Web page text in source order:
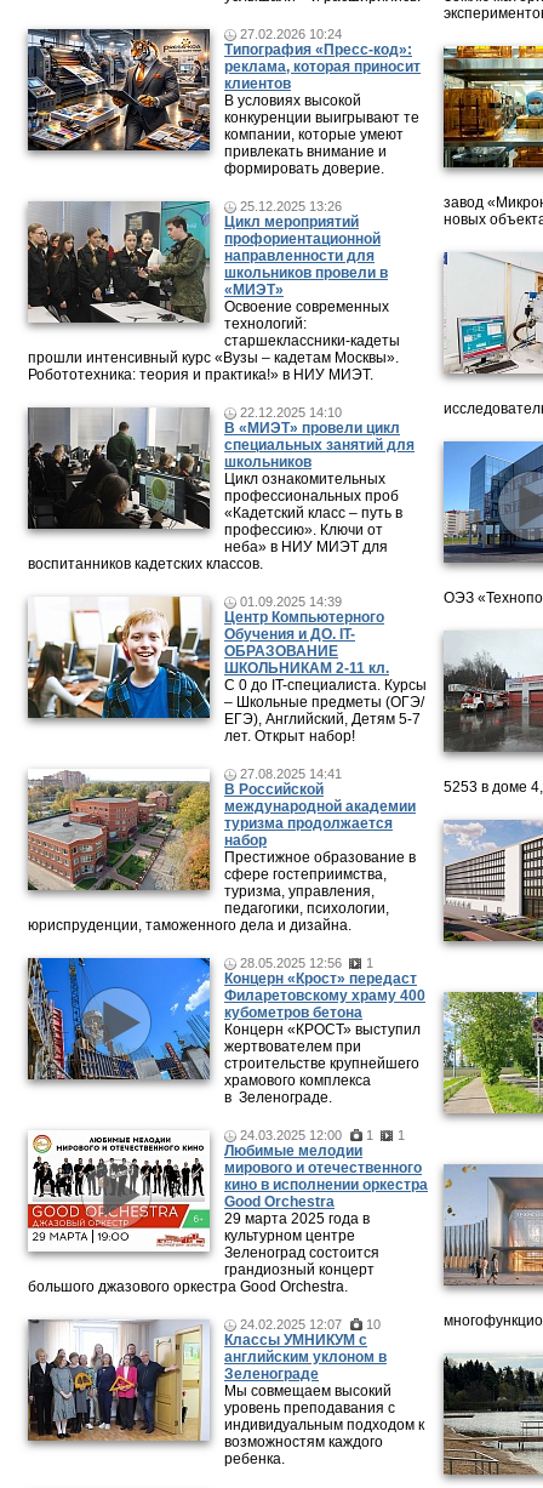
27.02.2026 10:24
Типография «Пресс-код»:
реклама, которая приносит
клиентов
В условиях высокой
конкуренции выигрывают те
компании, которые умеют
привлекать внимание и
формировать доверие.
25.12.2025 13:26
Цикл мероприятий
профориентационной
направленности для
школьников провели в
«МИЭТ»
Освоение современных
технологий:
старшеклассники-кадеты
прошли интенсивный курс «Вузы – кадетам Москвы».
Робототехника: теория и практика!» в НИУ МИЭТ.
22.12.2025 14:10
В «МИЭТ» провели цикл
специальных занятий для
школьников
Цикл ознакомительных
профессиональных проб
«Кадетский класс – путь в
профессию». Ключи от
неба» в НИУ МИЭТ для
воспитанников кадетских классов.
01.09.2025 14:39
Центр Компьютерного
Обучения и ДО. IT-
ОБРАЗОВАНИЕ
ШКОЛЬНИКАМ 2-11 кл.
С 0 до IT-специалиста. Курсы
– Школьные предметы (ОГЭ/
ЕГЭ), Английский, Детям 5-7
лет. Открыт набор!
27.08.2025 14:41
В Российской
международной академии
туризма продолжается
набор
Престижное образование в
сфере гостеприимства,
туризма, управления,
педагогики, психологии,
юриспруденции, таможенного дела и дизайна.
28.05.2025 12:56 1
Концерн «Крост» передаст
Филаретовскому храму 400
кубометров бетона
Концерн «КРОСТ» выступил
жертвователем при
строительстве крупнейшего
храмового комплекса
в Зеленограде.
24.03.2025 12:00 1 1
Любимые мелодии
мирового и отечественного
кино в исполнении оркестра
Good Orchestra
29 марта 2025 года в
культурном центре
Зеленоград состоится
грандиозный концерт
большого джазового оркестра Good Orchestra.
24.02.2025 12:07 10
Классы УМНИКУМ с
английским уклоном в
Зеленограде
Мы совмещаем высокий
уровень преподавания с
индивидуальным подходом к
возможностям каждого
ребенка.
завод
новых
ОЭЗ
5253 в доме